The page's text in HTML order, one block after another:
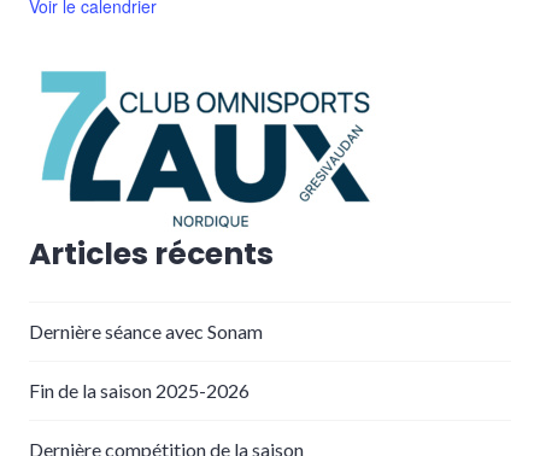
Voir le calendrier
Articles récents
Dernière séance avec Sonam
Fin de la saison 2025-2026
Dernière compétition de la saison